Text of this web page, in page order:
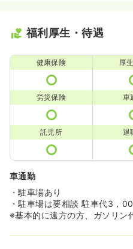
福利厚生・待遇
健康保険 厚
労災保険 車
託児所 退
車通勤
・駐車場あり
・駐車場は要相談 駐車代3，
※基本的に遠方の方、ガソリン